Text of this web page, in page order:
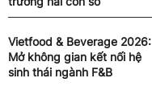
Vietfood & Beverage 2026:
Mở không gian kết nối hệ
sinh thái ngành F&B